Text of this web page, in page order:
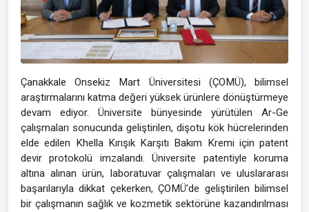
Çanakkale Onsekiz Mart Üniversitesi (ÇOMÜ), bilimsel
araştırmalarını katma değeri yüksek ürünlere dönüştürmeye
devam ediyor. Üniversite bünyesinde yürütülen Ar-Ge
çalışmaları sonucunda geliştirilen, dişotu kök hücrelerinden
elde edilen Khella Kırışık Karşıtı Bakım Kremi için patent
devir protokolü imzalandı. Üniversite patentiyle koruma
altına alınan ürün, laboratuvar çalışmaları ve uluslararası
başarılarıyla dikkat çekerken, ÇOMÜ'de geliştirilen bilimsel
bir çalışmanın sağlık ve kozmetik sektörüne kazandırılması